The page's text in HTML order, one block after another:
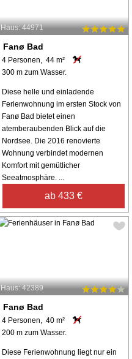
Haus: 44971
Fanø Bad
4 Personen, 44 m²
300 m zum Wasser.
Diese helle und einladende
Ferienwohnung im ersten Stock von
Fanø Bad bietet einen
atemberaubenden Blick auf die
Nordsee. Die 2016 renovierte
Wohnung verbindet modernen
Komfort mit gemütlicher
Seeatmosphäre. ...
ab 433 €
Haus: 42389
Fanø Bad
4 Personen, 40 m²
200 m zum Wasser.
Diese Ferienwohnung liegt nur ein